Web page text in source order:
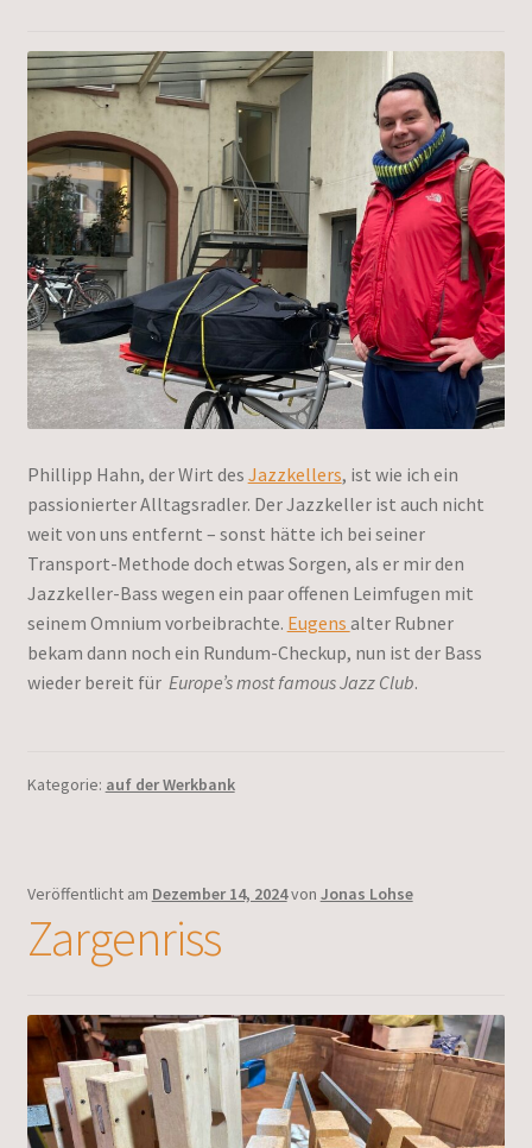
Phillipp Hahn, der Wirt des Jazzkellers, ist wie ich ein
passionierter Alltagsradler. Der Jazzkeller ist auch nicht
weit von uns entfernt – sonst hätte ich bei seiner
Transport-Methode doch etwas Sorgen, als er mir den
Jazzkeller-Bass wegen ein paar offenen Leimfugen mit
seinem Omnium vorbeibrachte. Eugens alter Rubner
bekam dann noch ein Rundum-Checkup, nun ist der Bass
wieder bereit für Europe’s most famous Jazz Club.
Kategorie: auf der Werkbank
Veröffentlicht am Dezember 14, 2024von Jonas Lohse
Zargenriss